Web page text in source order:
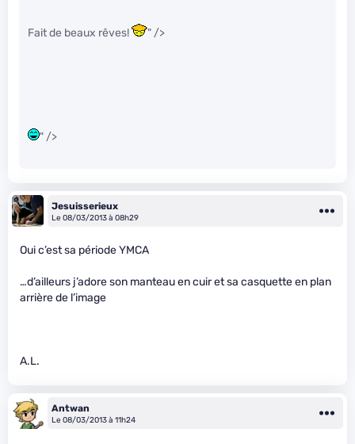
Fait de beaux rêves! " />
" />
Jesuisserieux
Le 08/03/2013 à 08h29
Oui c’est sa période YMCA
…d’ailleurs j’adore son manteau en cuir et sa casquette en plan
arrière de l’image
A.L.
Antwan
Le 08/03/2013 à 11h24